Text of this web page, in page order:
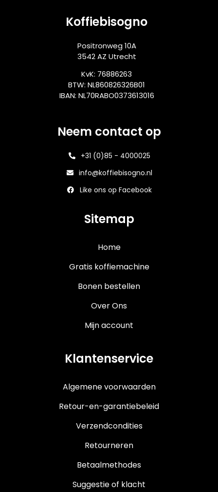
Koffiebisogno
Positronweg 10A
3542 AZ Utrecht
KvK: 76886263
BTW: NL860826326B01
IBAN: NL70RABO0373613016
Neem contact op
+31 (0)85 - 4000025
info@koffiebisogno.nl
Like ons op Facebook
Sitemap
Home
Gratis koffiemachine
Bonen bestellen
Over Ons
Mijn account
Klantenservice
Algemene voorwaarden
Retour-en-garantiebeleid
Verzendcondities
Retourneren
Betaalmethodes
Suggestie of klacht